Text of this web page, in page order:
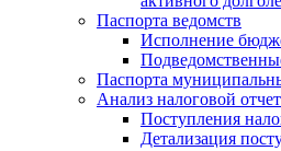
Паспорта ведомств
Исполнение
Паспорта
Анализ налоговой
Поступления
Детализация